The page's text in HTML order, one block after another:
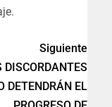
Siguiente
DISCORDANTES
DETENDRÁN EL